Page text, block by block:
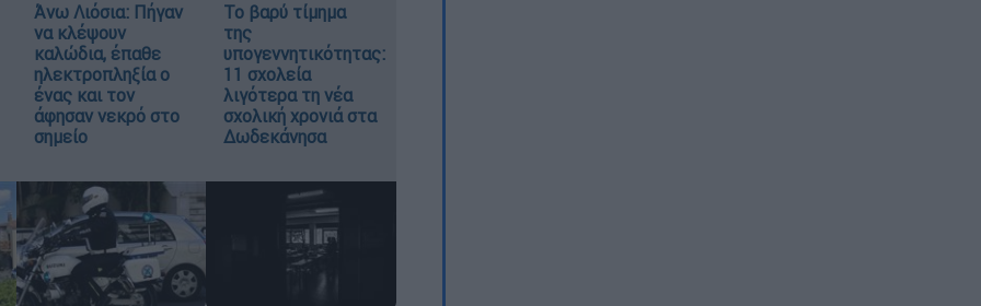
Άνω Λιόσια: Πήγαν
να κλέψουν
καλώδια, έπαθε
ηλεκτροπληξία ο
ένας και τον
άφησαν νεκρό στο
σημείο
Το βαρύ τίμημα
της
υπογεννητικότητας:
11 σχολεία
λιγότερα τη νέα
σχολική χρονιά στα
Δωδεκάνησα